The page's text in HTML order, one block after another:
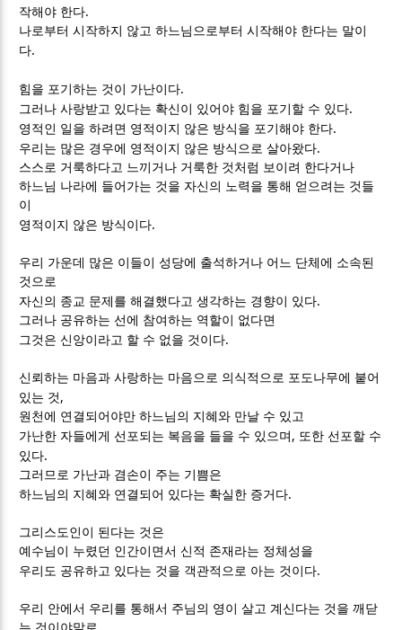
작해야 한다.
나로부터 시작하지 않고 하느님으로부터 시작해야 한다는 말이
다.
힘을 포기하는 것이 가난이다.
그러나 사랑받고 있다는 확신이 있어야 힘을 포기할 수 있다.
영적인 일을 하려면 영적이지 않은 방식을 포기해야 한다.
우리는 많은 경우에 영적이지 않은 방식으로 살아왔다.
스스로 거룩하다고 느끼거나 거룩한 것처럼 보이려 한다거나
하느님 나라에 들어가는 것을 자신의 노력을 통해 얻으려는 것들
이
영적이지 않은 방식이다.
우리 가운데 많은 이들이 성당에 출석하거나 어느 단체에 소속된
것으로
자신의 종교 문제를 해결했다고 생각하는 경향이 있다.
그러나 공유하는 선에 참여하는 역할이 없다면
그것은 신앙이라고 할 수 없을 것이다.
신뢰하는 마음과 사랑하는 마음으로 의식적으로 포도나무에 붙어
있는 것 ,
원천에 연결되어야만 하느님의 지혜와 만날 수 있고
가난한 자들에게 선포되는 복음을 들을 수 있으며 , 또한 선포할 수
있다.
그러므로 가난과 겸손이 주는 기쁨은
하느님의 지혜와 연결되어 있다는 확실한 증거다.
그리스도인이 된다는 것은
예수님이 누렸던 인간이면서 신적 존재라는 정체성을
우리도 공유하고 있다는 것을 객관적으로 아는 것이다.
우리 안에서 우리를 통해서 주님의 영이 살고 계신다는 것을 깨닫